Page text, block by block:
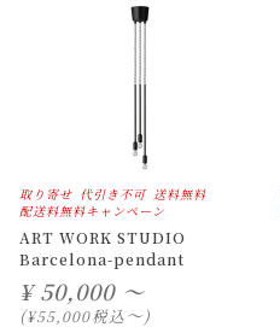
取り寄せ 代引き不可 送料無料
配送料無料キャンペーン
ART WORK STUDIO
Barcelona-pendant
¥ 50,000 ～
¥55,000税込〜